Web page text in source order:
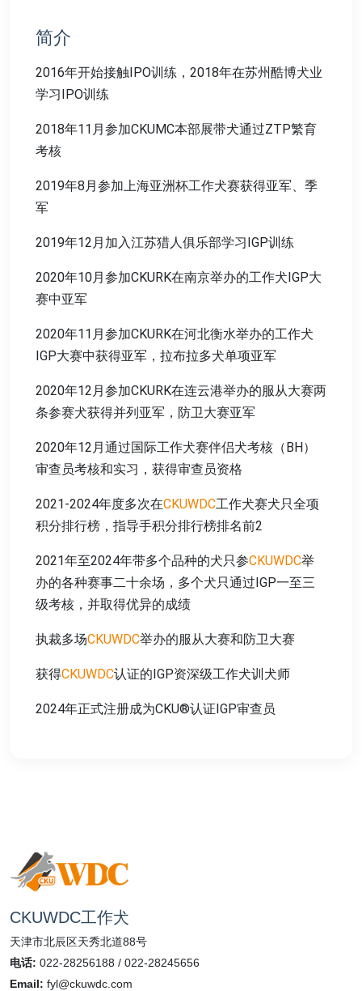
简介
2016年开始接触IPO训练，2018年在苏州酷博犬业
学习IPO训练
2018年11月参加CKUMC本部展带犬通过ZTP繁育
考核
2019年8月参加上海亚洲杯工作犬赛获得亚军、季
军
2019年12月加入江苏猎人俱乐部学习IGP训练
2020年10月参加CKURK在南京举办的工作犬IGP大
赛中亚军
2020年11月参加CKURK在河北衡水举办的工作犬
IGP大赛中获得亚军，拉布拉多犬单项亚军
2020年12月参加CKURK在连云港举办的服从大赛两
条参赛犬获得并列亚军，防卫大赛亚军
2020年12月通过国际工作犬赛伴侣犬考核（BH）
审查员考核和实习，获得审查员资格
2021-2024年度多次在CKUWDC工作犬赛犬只全项
积分排行榜，指导手积分排行榜排名前2
2021年至2024年带多个品种的犬只参CKUWDC举
办的各种赛事二十余场，多个犬只通过IGP一至三
级考核，并取得优异的成绩
执裁多场CKUWDC举办的服从大赛和防卫大赛
获得CKUWDC认证的IGP资深级工作犬训犬师
2024年正式注册成为CKU®认证IGP审查员
CKUWDC工作犬
天津市北辰区天秀北道88号
电话: 022-28256188 / 022-28245656
Email: fyl@ckuwdc.com